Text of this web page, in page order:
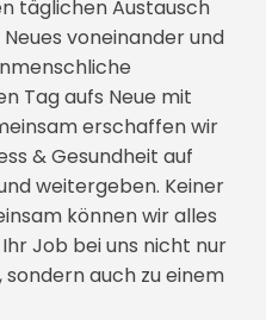
täglichen Austausch
voneinander und
Tag aufs Neue mit
erschaffen wir
& Gesundheit auf
weitergeben. Keiner
können wir alles
Job bei uns nicht nur
auch zu einem